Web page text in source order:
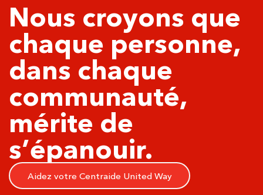
Nous croyons que
chaque personne,
dans chaque
communauté,
mérite de
s’épanouir.
Aidez votre Centraide United Way